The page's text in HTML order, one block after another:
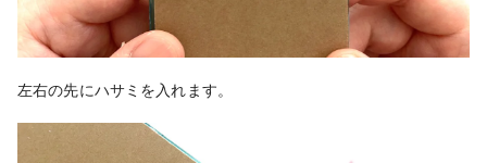
左右の先にハサミを入れます。